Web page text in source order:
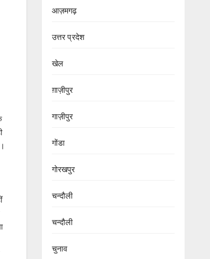
आज़मगढ़
उत्तर प्रदेश
खेल
ग़ाज़ीपुर
गाज़ीपुर
गोंडा
गोरखपुर
चन्दौली
चन्दौली
चुनाव